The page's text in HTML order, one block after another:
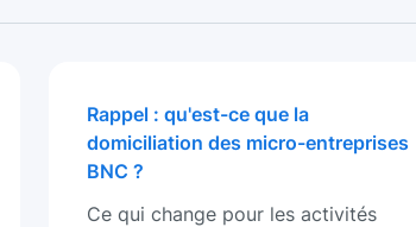
Rappel : qu'est-ce que la
domiciliation des micro-entreprises
BNC ?
Ce qui change pour les activités